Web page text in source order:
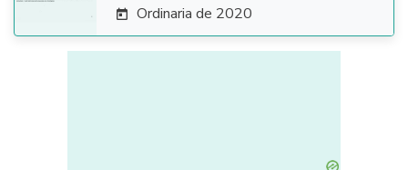
 Ordinaria de 2020